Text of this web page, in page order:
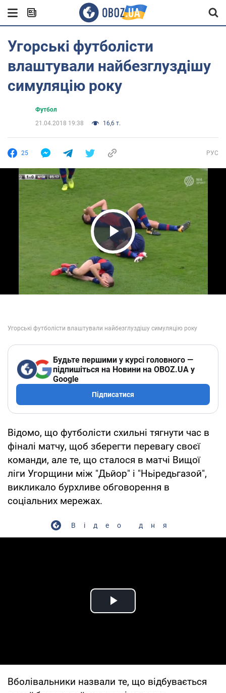
Угорські футболісти
влаштували найбезглуздішу
симуляцію року
Футбол
21.04.2018 19:38
16,6 т.
25 РУС
Play Video
Будьте першими у курсі головного —
підпишіться на Новини на OBOZ.UA у
Google
Підписатися
Відомо, що футболісти схильні тягнути час в
фіналі матчу, щоб зберегти перевагу своєї
команди, але те, що сталося в матчі Вищої
ліги Угорщини між "Дьйор" і "Ньіредьгазой",
викликало бурхливе обговорення в
соціальних мережах.
Відео дня
Play Video
Вболівальники назвали те, що відбувається